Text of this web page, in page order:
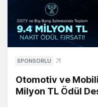
SPONSORLU
Otomotiv ve
Milyon TL Ödül